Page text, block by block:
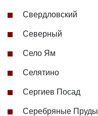
Свердловский
Северный
Село Ям
Селятино
Сергиев Посад
Серебряные Пруды